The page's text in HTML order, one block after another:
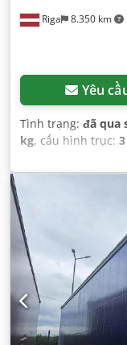
Riga 8.350 km
Yêu
Tình trạng: đã qua
kg, cấu hình trục:
Năm sản xuất:2016